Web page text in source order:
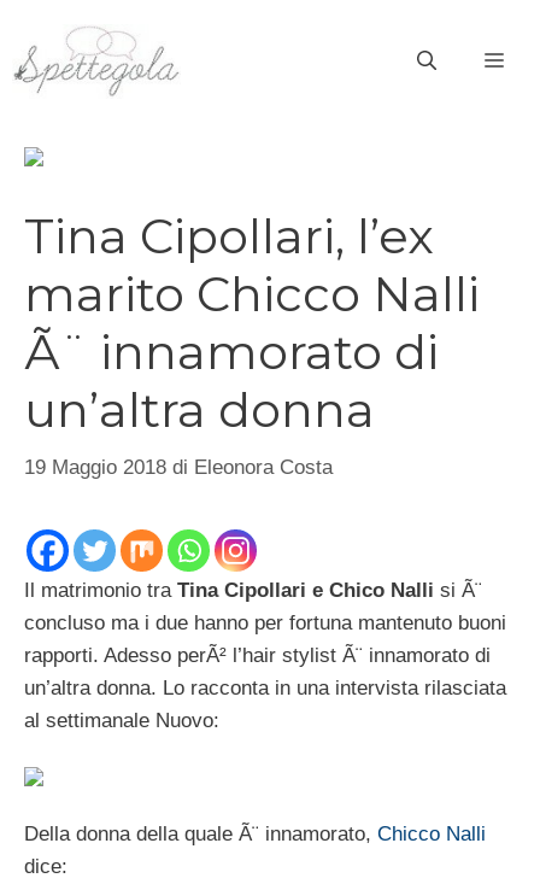
contenuto
Tina Cipollari, l’ex
marito Chicco Nalli
Ã¨ innamorato di
un’altra donna
19 Maggio 2018 di Eleonora Costa
Il matrimonio tra Tina Cipollari e Chico Nalli si Ã¨
concluso ma i due hanno per fortuna mantenuto buoni
rapporti. Adesso perÃ² l’hair stylist Ã¨ innamorato di
un’altra donna. Lo racconta in una intervista rilasciata
al settimanale Nuovo:
Della donna della quale Ã¨ innamorato, Chicco Nalli
dice: